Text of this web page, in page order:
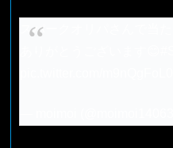
スパークオリパさんで当